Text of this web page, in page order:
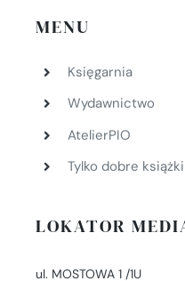
MENU
Księgarnia
Wydawnictwo
AtelierPIO
Tylko dobre książki
LOKATOR
ul. MOSTOWA 1 /1U